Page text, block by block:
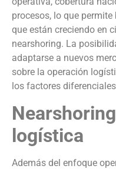
procesos, lo que
que están creciendo en
nearshoring. La
adaptarse a nuevos
sobre la operación
los factores
logística
Además del enfoque